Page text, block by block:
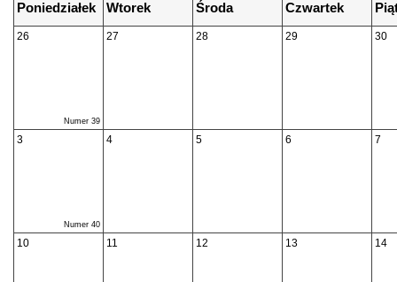
Poniedziałek Wtorek Środa Czwartek
26
Numer 39
27 28 29 30
3
Numer 40
4 5 6 7
10 11 12 13 14